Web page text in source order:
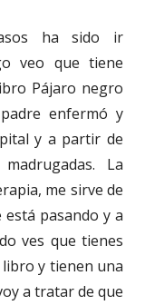
ha sido ir
veo que tiene
Pájaro negro
enfermó y
y a partir de
La
me sirve de
pasando y a
ves que tienes
y tienen una
a tratar de que